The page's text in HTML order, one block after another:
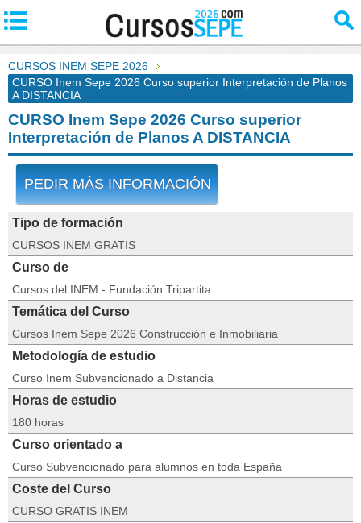
CURSOS INEM SEPE 2026
CURSO Inem Sepe 2026 Curso superior Interpretación de Planos
A DISTANCIA
CURSO Inem Sepe 2026 Curso superior
Interpretación de Planos A DISTANCIA
PEDIR MÁS INFORMACIÓN
Tipo de formación
CURSOS INEM GRATIS
Curso de
Cursos del INEM - Fundación Tripartita
Temática del Curso
Cursos Inem Sepe 2026 Construcción e Inmobiliaria
Metodología de estudio
Curso Inem Subvencionado a Distancia
Horas de estudio
180 horas
Curso orientado a
Curso Subvencionado para alumnos en toda España
Coste del Curso
CURSO GRATIS INEM